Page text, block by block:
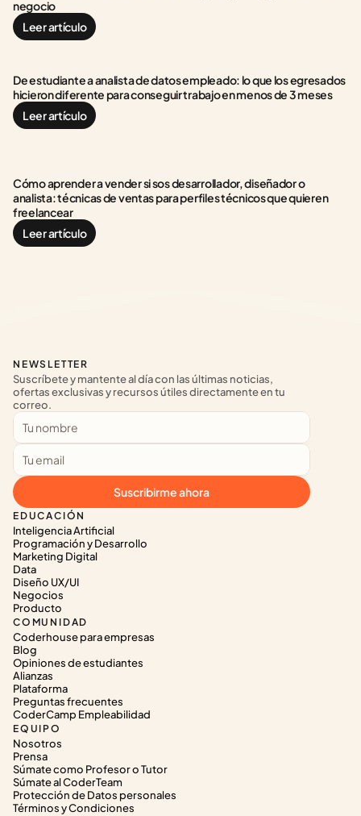
negocio
Leer artículo
De estudiante a analista de datos empleado: lo que los egresados
hicieron diferente para conseguir trabajo en menos de 3 meses
Leer artículo
Cómo aprender a vender si sos desarrollador, diseñador o
analista: técnicas de ventas para perfiles técnicos que quieren
freelancear
Leer artículo
EDUCACIÓN
Inteligencia Artificial
Programación y Desarrollo
Marketing Digital
Data
Diseño UX/UI
Negocios
Producto
COMUNIDAD
Coderhouse para empresas
Blog
Opiniones de estudiantes
Alianzas
Plataforma
Preguntas frecuentes
CoderCamp Empleabilidad
EQUIPO
Nosotros
Prensa
Súmate como Profesor o Tutor
Súmate al CoderTeam
Protección de Datos personales
Términos y Condiciones
NEWSLETTER
Suscríbete y mantente al día con las últimas noticias,
ofertas exclusivas y recursos útiles directamente en tu
correo.
Suscribirme ahora